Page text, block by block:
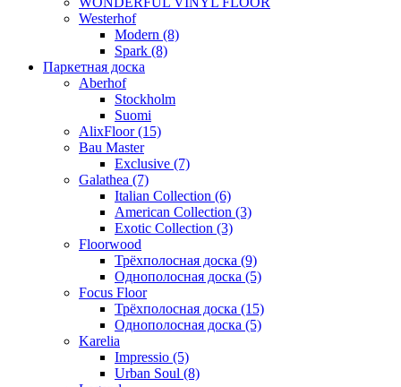
Westerhof
Modern (8)
Spark (8)
Паркетная доска
Aberhof
Stockholm
Suomi
AlixFloor (15)
Bau Master
Exclusive (7)
Galathea (7)
Italian Collection (6)
American Collection (3)
Exotic Collection (3)
Floorwood
Трёхполосная доска (9)
Однополосная доска (5)
Focus Floor
Трёхполосная доска (15)
Однополосная доска (5)
Karelia
Impressio (5)
Urban Soul (8)